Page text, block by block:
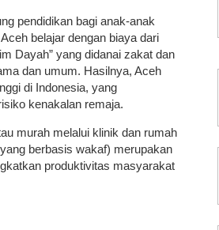
pendidikan bagi anak-anak
belajar dengan biaya dari
Dayah” yang didanai zakat dan
dan umum. Hasilnya, Aceh
di Indonesia, yang
kenakalan remaja.
murah melalui klinik dan rumah
berbasis wakaf) merupakan
produktivitas masyarakat